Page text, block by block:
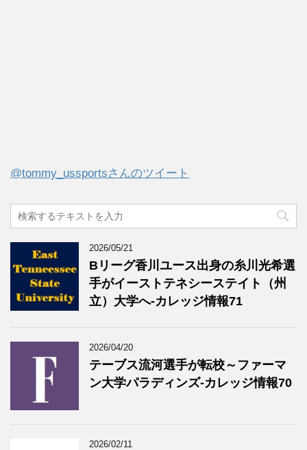
@tommy_ussportsさんのツイート
2026/05/21
Bリーグ香川ユース出身の糸川光希選
手がイーストテネシーステイト（州
立）大学へ‐カレッジ情報71
2026/04/20
テーブス流河選手が転校～ファーマ
ン大学パラディンズ-カレッジ情報70
2026/02/11